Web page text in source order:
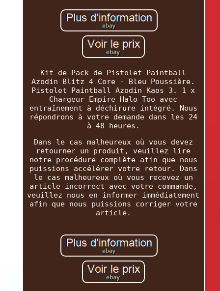
Kit de Pack de Pistolet Paintball
Azodin Blitz 4 Core - Bleu Poussière.
Pistolet Paintball Azodin Kaos 3. 1 x
Chargeur Empire Halo Too avec
entraînement à déchirure intégré. Nous
répondrons à votre demande dans les 24
à 48 heures.
Dans le cas malheureux où vous devez
retourner un produit, veuillez lire
notre procédure complète afin que nous
puissions accélérer votre retour. Dans
le cas malheureux où vous recevez un
article incorrect avec votre commande,
veuillez nous en informer immédiatement
afin que nous puissions corriger votre
article.